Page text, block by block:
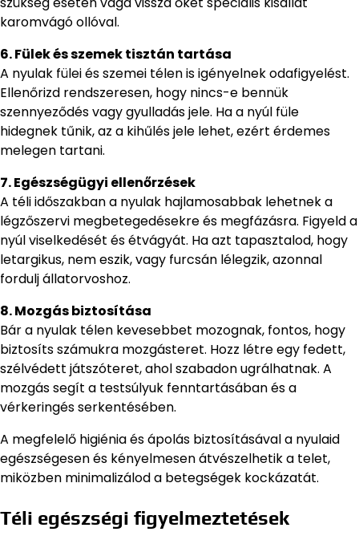
karomvágó ollóval.
6. Fülek és szemek tisztán tartása
A nyulak fülei és szemei télen is igényelnek odafigyelést.
Ellenőrizd rendszeresen, hogy nincs-e bennük
szennyeződés vagy gyulladás jele. Ha a nyúl füle
hidegnek tűnik, az a kihűlés jele lehet, ezért érdemes
melegen tartani.
7. Egészségügyi ellenőrzések
A téli időszakban a nyulak hajlamosabbak lehetnek a
légzőszervi megbetegedésekre és megfázásra. Figyeld a
nyúl viselkedését és étvágyát. Ha azt tapasztalod, hogy
letargikus, nem eszik, vagy furcsán lélegzik, azonnal
fordulj állatorvoshoz.
8. Mozgás biztosítása
Bár a nyulak télen kevesebbet mozognak, fontos, hogy
biztosíts számukra mozgásteret. Hozz létre egy fedett,
szélvédett játszóteret, ahol szabadon ugrálhatnak. A
mozgás segít a testsúlyuk fenntartásában és a
vérkeringés serkentésében.
A megfelelő higiénia és ápolás biztosításával a nyulaid
egészségesen és kényelmesen átvészelhetik a telet,
miközben minimalizálod a betegségek kockázatát.
Téli egészségi figyelmeztetések